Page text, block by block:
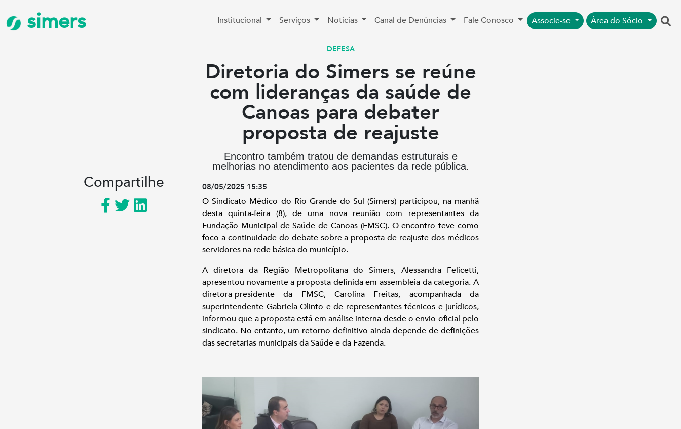
simers Institucional Serviços Notícias Canal de Denúncias Fale Conosco Associe-se Área do Sócio
DEFESA
Diretoria do Simers se reúne
com lideranças da saúde de
Canoas para debater
proposta de reajuste
Encontro também tratou de demandas estruturais e
melhorias no atendimento aos pacientes da rede pública.
Compartilhe 08/05/2025 15:35
O Sindicato Médico do Rio Grande do Sul (Simers) participou, na manhã
desta quinta-feira (8), de uma nova reunião com representantes da
Fundação Municipal de Saúde de Canoas (FMSC). O encontro teve como
foco a continuidade do debate sobre a proposta de reajuste dos médicos
servidores na rede básica do município.
A diretora da Região Metropolitana do Simers, Alessandra Felicetti,
apresentou novamente a proposta definida em assembleia da categoria. A
diretora-presidente da FMSC, Carolina Freitas, acompanhada da
superintendente Gabriela Olinto e de representantes técnicos e jurídicos,
informou que a proposta está em análise interna desde o envio oficial pelo
sindicato. No entanto, um retorno definitivo ainda depende de definições
das secretarias municipais da Saúde e da Fazenda.